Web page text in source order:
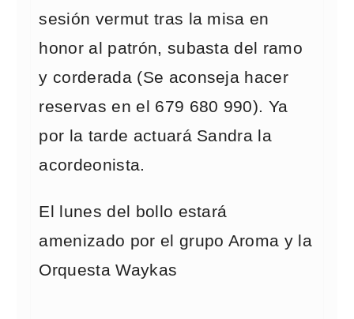
sesión vermut tras la misa en
honor al patrón, subasta del ramo
y corderada (Se aconseja hacer
reservas en el 679 680 990). Ya
por la tarde actuará Sandra la
acordeonista.
El lunes del bollo estará
amenizado por el grupo Aroma y la
Orquesta Waykas